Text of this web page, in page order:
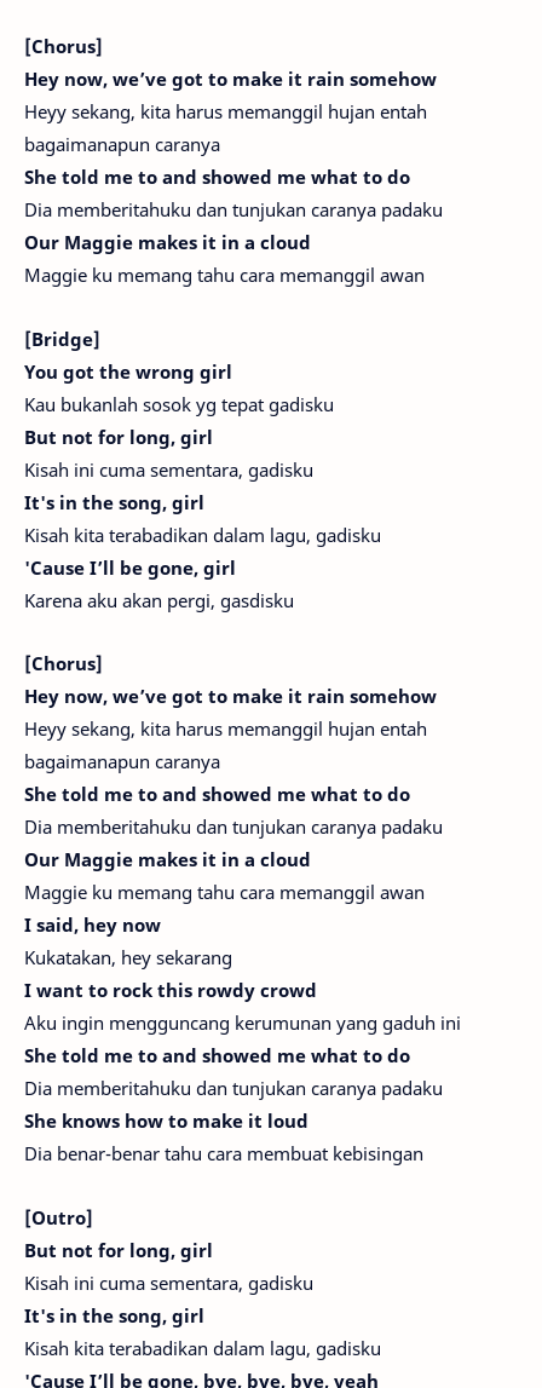
[Chorus]
Hey now, we’ve got to make it rain somehow
Heyy sekang, kita harus memanggil hujan entah
bagaimanapun caranya
She told me to and showed me what to do
Dia memberitahuku dan tunjukan caranya padaku
Our Maggie makes it in a cloud
Maggie ku memang tahu cara memanggil awan
[Bridge]
You got the wrong girl
Kau bukanlah sosok yg tepat gadisku
But not for long, girl
Kisah ini cuma sementara, gadisku
It's in the song, girl
Kisah kita terabadikan dalam lagu, gadisku
'Cause I’ll be gone, girl
Karena aku akan pergi, gasdisku
[Chorus]
Hey now, we’ve got to make it rain somehow
Heyy sekang, kita harus memanggil hujan entah
bagaimanapun caranya
She told me to and showed me what to do
Dia memberitahuku dan tunjukan caranya padaku
Our Maggie makes it in a cloud
Maggie ku memang tahu cara memanggil awan
I said, hey now
Kukatakan, hey sekarang
I want to rock this rowdy crowd
Aku ingin mengguncang kerumunan yang gaduh ini
She told me to and showed me what to do
Dia memberitahuku dan tunjukan caranya padaku
She knows how to make it loud
Dia benar-benar tahu cara membuat kebisingan
[Outro]
But not for long, girl
Kisah ini cuma sementara, gadisku
It's in the song, girl
Kisah kita terabadikan dalam lagu, gadisku
'Cause I’ll be gone, bye, bye, bye, yeah